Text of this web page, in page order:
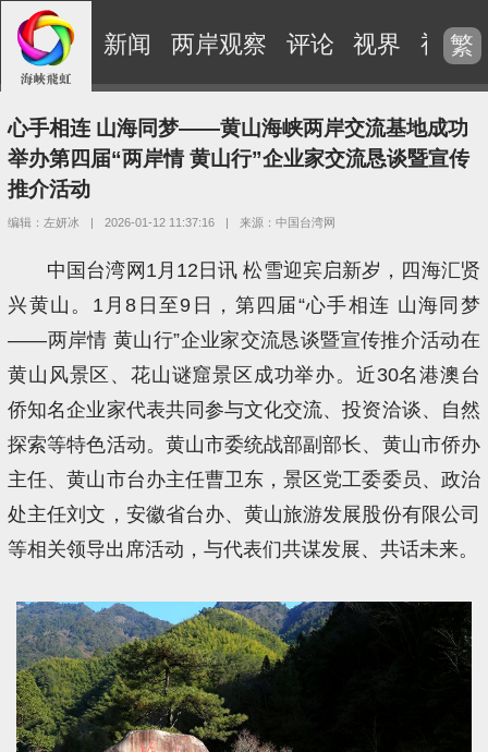
新闻 两岸观察 评论 视界 视频
繁
心手相连 山海同梦——黄山海峡两岸交流基地成功
举办第四届“两岸情 黄山行”企业家交流恳谈暨宣传
推介活动
编辑：左妍冰 | 2026-01-12 11:37:16 | 来源：中国台湾网
中国台湾网1月12日讯 松雪迎宾启新岁，四海汇贤
兴黄山。1月8日至9日，第四届“心手相连 山海同梦
——两岸情 黄山行”企业家交流恳谈暨宣传推介活动在
黄山风景区、花山谜窟景区成功举办。近30名港澳台
侨知名企业家代表共同参与文化交流、投资洽谈、自然
探索等特色活动。黄山市委统战部副部长、黄山市侨办
主任、黄山市台办主任曹卫东，景区党工委委员、政治
处主任刘文，安徽省台办、黄山旅游发展股份有限公司
等相关领导出席活动，与代表们共谋发展、共话未来。